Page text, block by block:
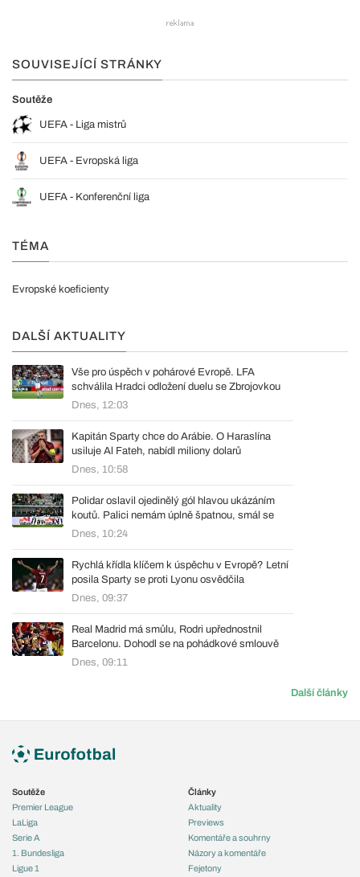
SOUVISEJÍCÍ STRÁNKY
Soutěže
UEFA - Liga mistrů
UEFA - Evropská liga
UEFA - Konferenční liga
TÉMA
Evropské koeficienty
DALŠÍ AKTUALITY
Vše pro úspěch v pohárové Evropě. LFA
schválila Hradci odložení duelu se Zbrojovkou
Dnes, 12:03
Kapitán Sparty chce do Arábie. O Haraslína
usiluje Al Fateh, nabídl miliony dolarů
Dnes, 10:58
Polidar oslavil ojedinělý gól hlavou ukázáním
koutů. Palici nemám úplně špatnou, smál se
Dnes, 10:24
Rychlá křídla klíčem k úspěchu v Evropě? Letní
posila Sparty se proti Lyonu osvědčila
Dnes, 09:37
Real Madrid má smůlu, Rodri upřednostnil
Barcelonu. Dohodl se na pohádkové smlouvě
Dnes, 09:11
Další články
Soutěže
Premier League
LaLiga
Serie A
1. Bundesliga
Ligue 1
Články
Aktuality
Previews
Komentáře a souhrny
Názory a komentáře
Fejetony